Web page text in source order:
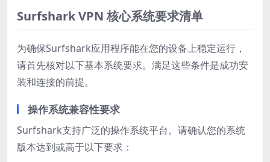
Surfshark VPN 核心系统要求清单
为确保Surfshark应用程序能在您的设备上稳定运行，
请首先核对以下基本系统要求。满足这些条件是成功安
装和连接的前提。
操作系统兼容性要求
Surfshark支持广泛的操作系统平台。请确认您的系统
版本达到或高于以下要求：